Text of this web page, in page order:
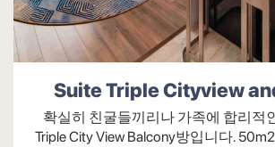
목욕 타월, 핸드 타월, 페이스 타
트
전 주문)
욕실의 내선 전화
Suite Triple Cityview
Seaview
확실히 친굴들끼리나 가족에 합리적
Triple City View Balcony방입니다.